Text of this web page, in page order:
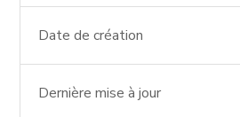
Date de création
Dernière mise à jour